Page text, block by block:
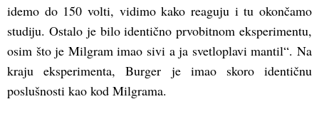
idemo do 150 volti, vidimo kako reaguju i tu okončamo
studiju. Ostalo je bilo identično prvobitnom eksperimentu,
osim što je Milgram imao sivi a ja svetloplavi mantil“. Na
kraju eksperimenta, Burger je imao skoro identičnu
poslušnosti kao kod Milgrama.